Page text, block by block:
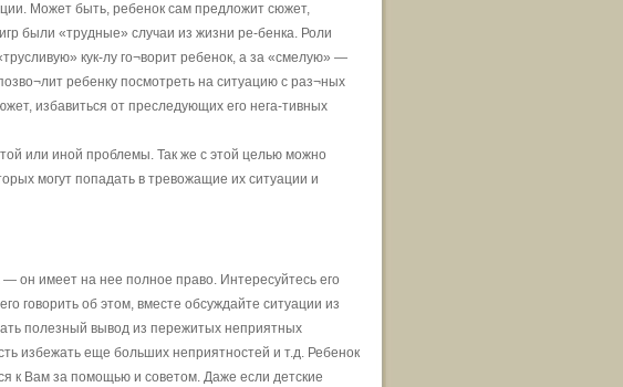
Может быть, ребенок сам предложит сюжет,
были «трудные» случаи из жизни ре-бенка. Роли
кук-лу го¬ворит ребенок, а за «смелую» —
ребенку посмотреть на ситуацию с раз¬ных
избавиться от преследующих его нега-тивных
или иной проблемы. Так же с этой целью можно
могут попадать в тревожащие их ситуации и
он имеет на нее полное право. Интересуйтесь его
говорить об этом, вместе обсуждайте ситуации из
полезный вывод из пережитых неприятных
избежать еще больших неприятностей и т.д. Ребенок
к Вам за помощью и советом. Даже если детские